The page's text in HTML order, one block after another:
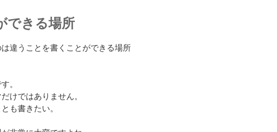
できる場所
違うことを書くことができる場所
。
けではありません。
も書きたい。